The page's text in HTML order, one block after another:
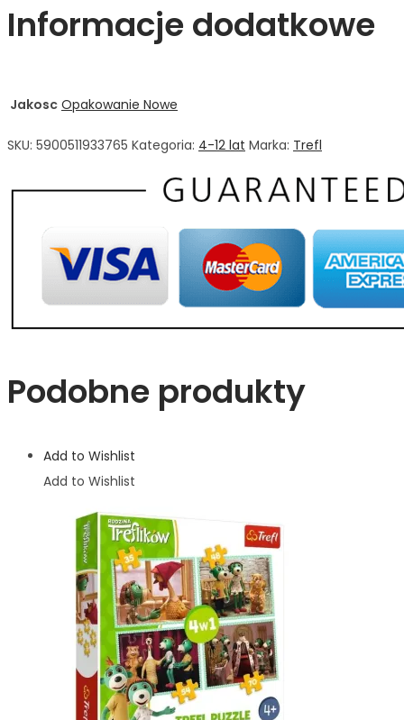
Informacje dodatkowe
Jakosc Opakowanie Nowe
SKU: 5900511933765 Kategoria: 4-12 lat Marka: Trefl
Podobne produkty
Add to Wishlist
Add to Wishlist